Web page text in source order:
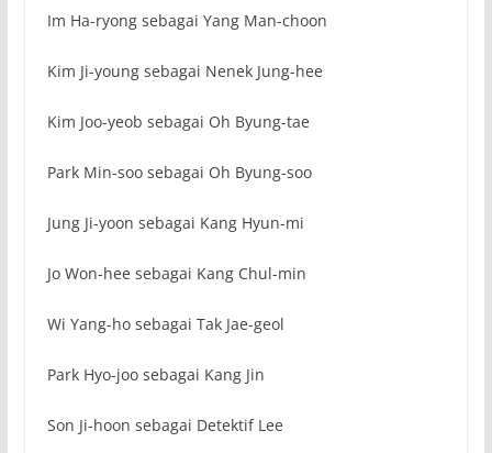
Im Ha-ryong sebagai Yang Man-choon
Kim Ji-young sebagai Nenek Jung-hee
Kim Joo-yeob sebagai Oh Byung-tae
Park Min-soo sebagai Oh Byung-soo
Jung Ji-yoon sebagai Kang Hyun-mi
Jo Won-hee sebagai Kang Chul-min
Wi Yang-ho sebagai Tak Jae-geol
Park Hyo-joo sebagai Kang Jin
Son Ji-hoon sebagai Detektif Lee